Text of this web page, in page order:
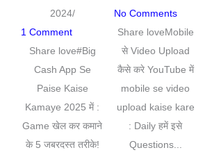
2024/
1 Comment
Share love#Big
Cash App Se
Paise Kaise
Kamaye 2025 में :
Game खेल कर कमाने
के 5 जबरदस्त तरीके!
No Comments
Share loveMobile
से Video Upload
कैसे करे YouTube में
mobile se video
upload kaise kare
: Daily हमें इसे
Questions...